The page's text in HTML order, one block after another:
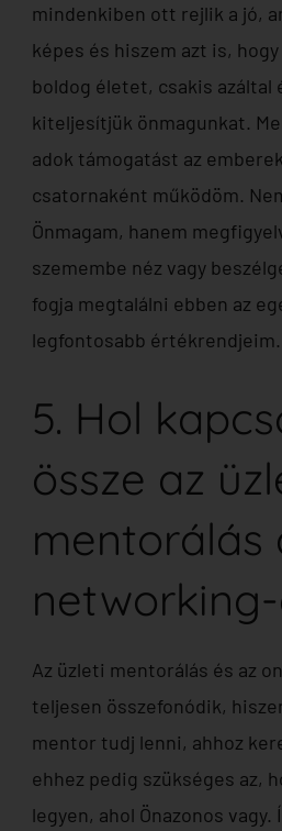
mindenkiben ott rejlik a jó,
képes és hiszem azt is,
boldog életet, csakis azáltal
kiteljesítjük önmagunkat.
adok támogatást az
csatornaként működöm.
Önmagam, hanem
szemembe néz vagy
fogja megtalálni ebben az
legfontosabb értékrendjeim.
5. Hol
össze az
mentorálás
Az üzleti mentorálás és az
teljesen összefonódik,
mentor tudj lenni, ahhoz
ehhez pedig szükséges az,
legyen, ahol Önazonos vagy.